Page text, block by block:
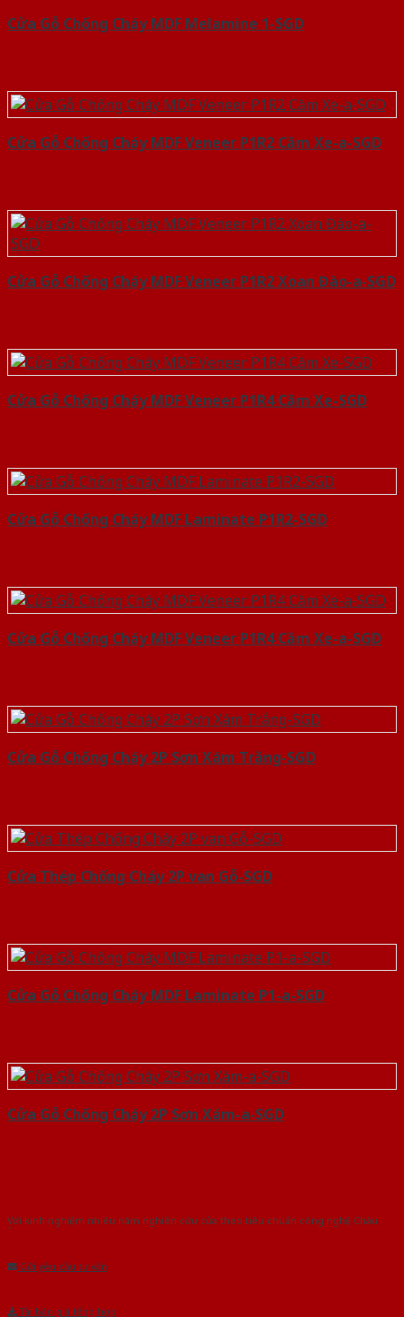
Cửa Gỗ Chống Cháy MDF Melamine 1-SGD
Cửa Gỗ Chống Cháy MDF Veneer P1R2 Căm Xe-a-SGD
Cửa Gỗ Chống Cháy MDF Veneer P1R2 Xoan Đào-a-SGD
Cửa Gỗ Chống Cháy MDF Veneer P1R4 Căm Xe-SGD
Cửa Gỗ Chống Cháy MDF Laminate P1R2-SGD
Cửa Gỗ Chống Cháy MDF Veneer P1R4 Căm Xe-a-SGD
Cửa Gỗ Chống Cháy 2P Sơn Xám Trắng-SGD
Cửa Thép Chống Cháy 2P van Gỗ-SGD
Cửa Gỗ Chống Cháy MDF Laminate P1-a-SGD
Cửa Gỗ Chống Cháy 2P Sơn Xám-a-SGD
Với kinh nghiệm nhiêu năm nghiên cứu cửa theo tiêu chuẩn công nghệ Châu
Gửi yêu cầu tư vấn
Tải báo giá tổng hợp